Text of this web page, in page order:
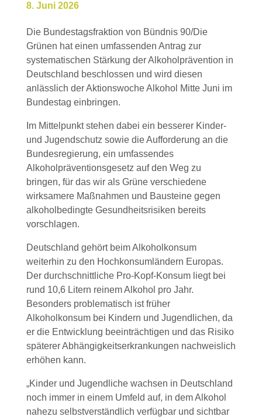
8. Juni 2026
Die Bundestagsfraktion von Bündnis 90/Die
Grünen hat einen umfassenden Antrag zur
systematischen Stärkung der Alkoholprävention in
Deutschland beschlossen und wird diesen
anlässlich der Aktionswoche Alkohol Mitte Juni im
Bundestag einbringen.
Im Mittelpunkt stehen dabei ein besserer Kinder-
und Jugendschutz sowie die Aufforderung an die
Bundesregierung, ein umfassendes
Alkoholpräventionsgesetz auf den Weg zu
bringen, für das wir als Grüne verschiedene
wirksamere Maßnahmen und Bausteine gegen
alkoholbedingte Gesundheitsrisiken bereits
vorschlagen.
Deutschland gehört beim Alkoholkonsum
weiterhin zu den Hochkonsumländern Europas.
Der durchschnittliche Pro-Kopf-Konsum liegt bei
rund 10,6 Litern reinem Alkohol pro Jahr.
Besonders problematisch ist früher
Alkoholkonsum bei Kindern und Jugendlichen, da
er die Entwicklung beeinträchtigen und das Risiko
späterer Abhängigkeitserkrankungen nachweislich
erhöhen kann.
„Kinder und Jugendliche wachsen in Deutschland
noch immer in einem Umfeld auf, in dem Alkohol
nahezu selbstverständlich verfügbar und sichtbar